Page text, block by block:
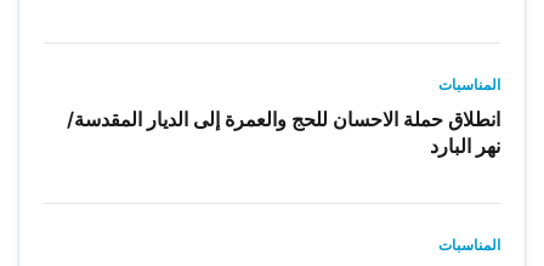
المناسبات
انطلاق حملة الاحسان للحج والعمرة إلى الديار المقدسة/
نهر البارد
المناسبات